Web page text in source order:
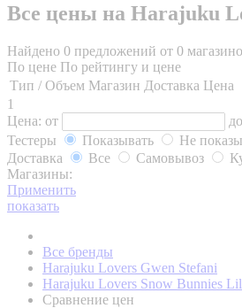
Все цены на Harajuku
Найдено 0 предложений от 0
По цене По рейтингу и цене
Тип / Объем Магазин Доставка Цена
1
Цена: от
до
Тестеры
Показывать Не
Доставка
Все Самовывоз
Магазины:
Применить
показать
Все бренды
Harajuku Lovers Gwen Stefani
Harajuku Lovers Snow Bunnies
Сравнение цен